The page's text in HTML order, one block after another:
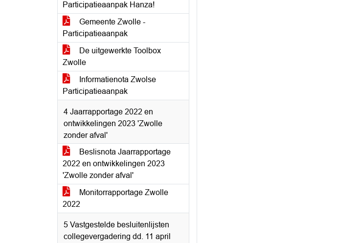
Participatieaanpak Hanza!
Gemeente Zwolle -
Participatieaanpak
De uitgewerkte Toolbox
Zwolle
Informatienota Zwolse
Participatieaanpak
4 Jaarrapportage 2022 en
ontwikkelingen 2023 'Zwolle
zonder afval'
Beslisnota Jaarrapportage
2022 en ontwikkelingen 2023
'Zwolle zonder afval'
Monitorrapportage Zwolle
2022
5 Vastgestelde besluitenlijsten
collegevergadering dd. 11 april